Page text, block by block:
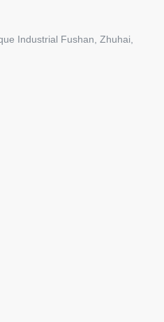
Industrial Fushan, Zhuhai,